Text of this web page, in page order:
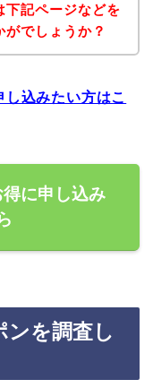
下記ページなどを
でしょうか？
込みたい方はこ
に申し込み
ンを調査し